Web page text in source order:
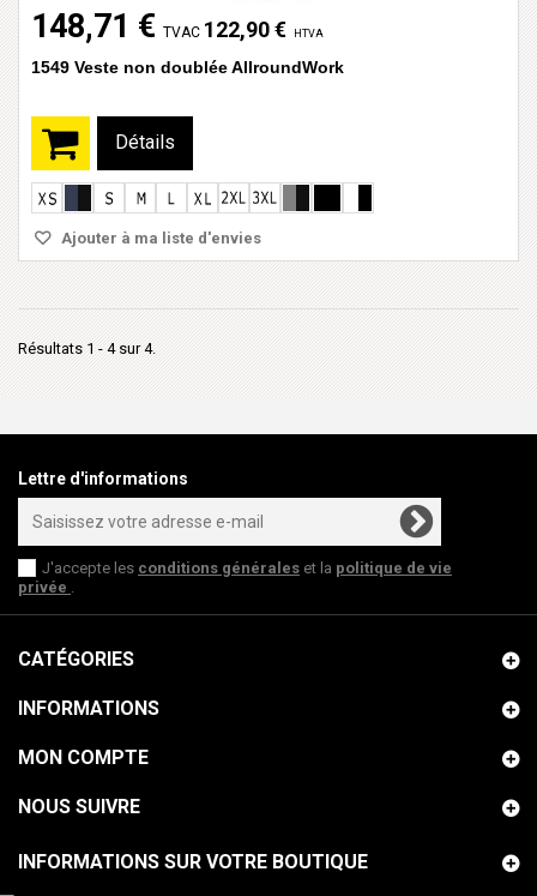
148,71 € TVAC 122,90 € HTVA
1549 Veste non doublée AllroundWork
Détails
Ajouter à ma liste d'envies
Résultats 1 - 4 sur 4.
Lettre d'informations
J'accepte les conditions générales et la politique de vie
privée
CATÉGORIES
INFORMATIONS
MON COMPTE
NOUS SUIVRE
INFORMATIONS SUR VOTRE BOUTIQUE